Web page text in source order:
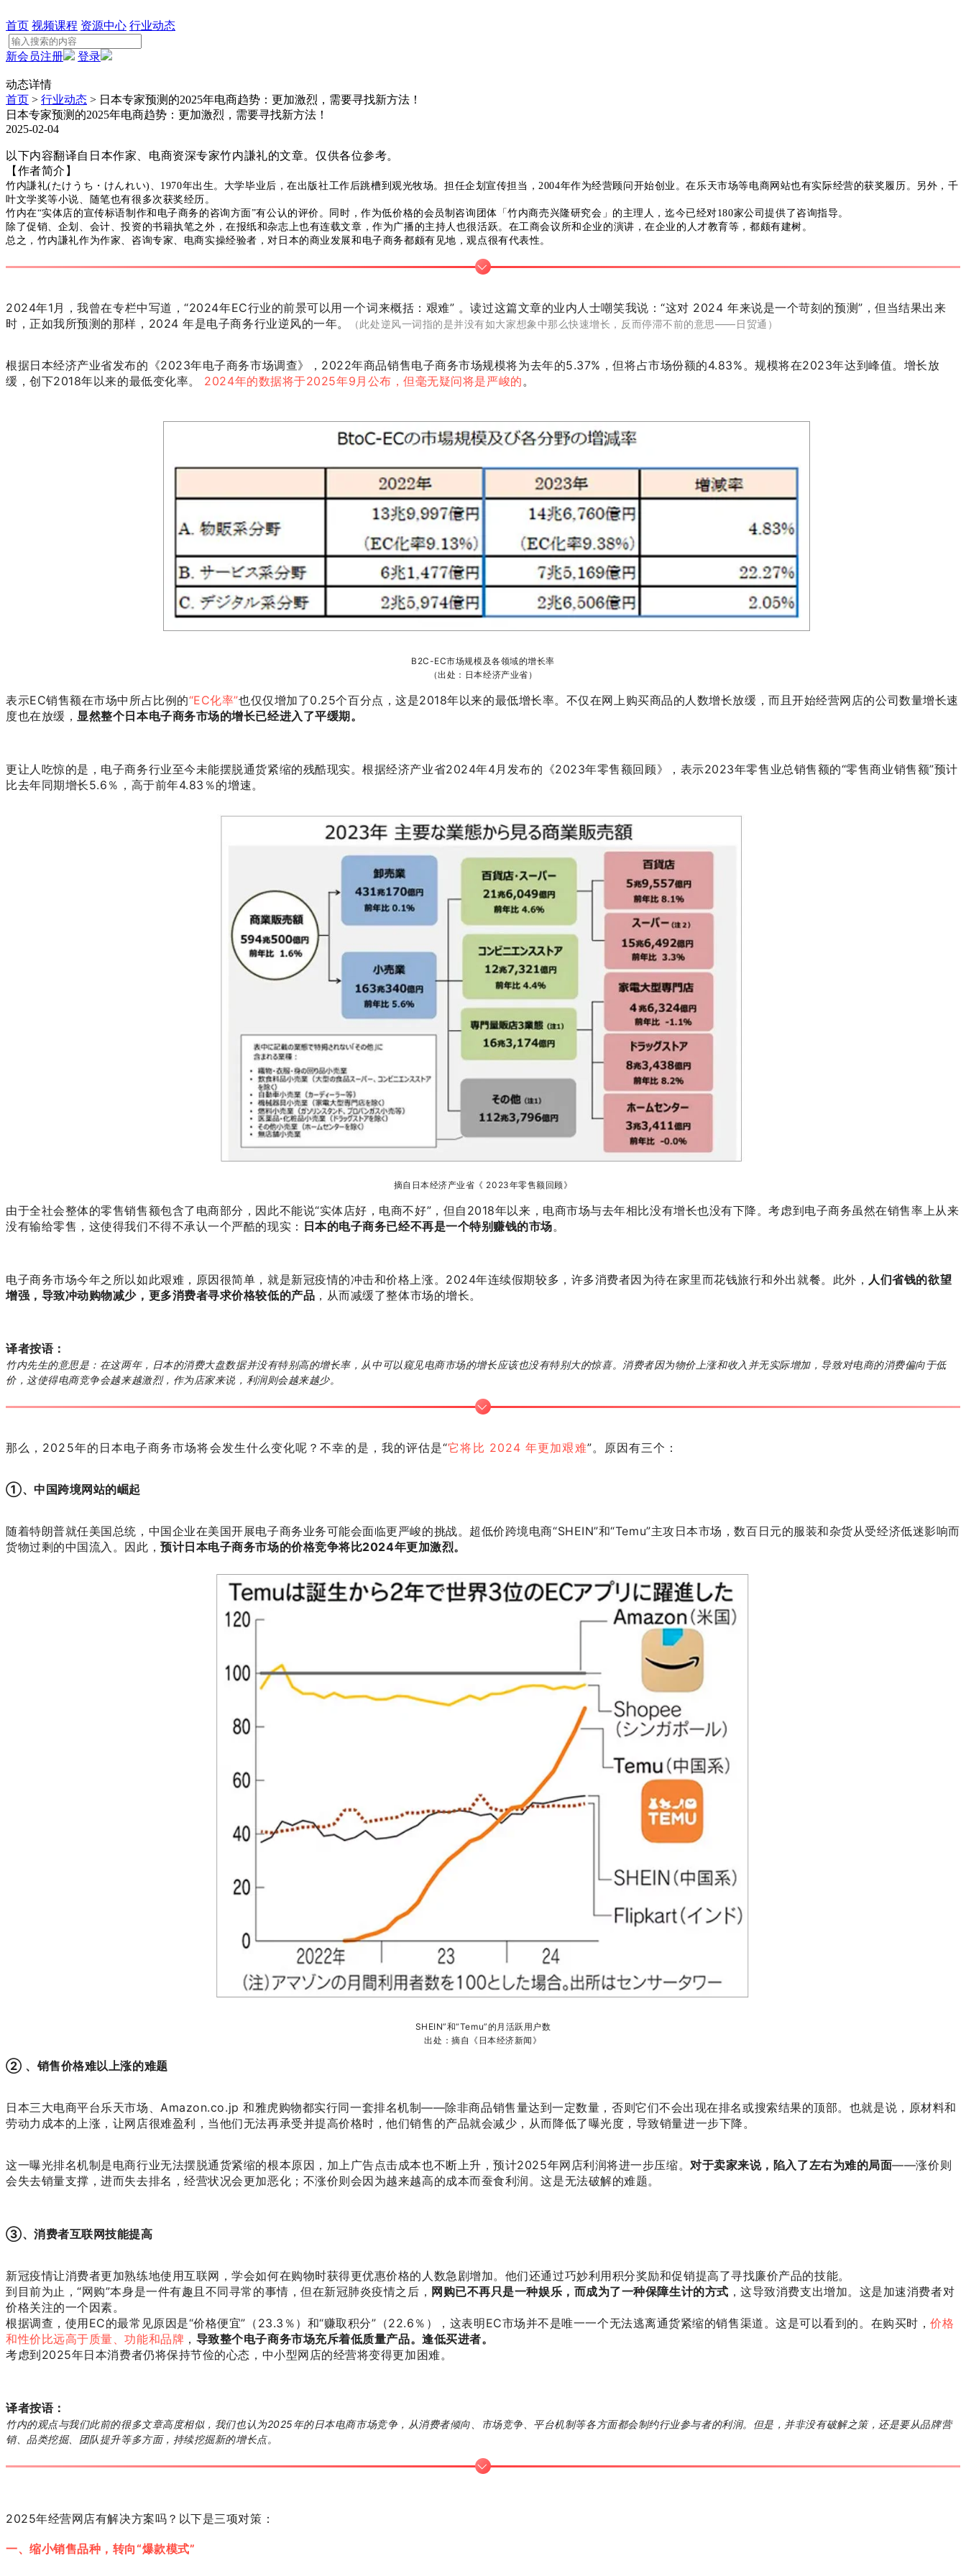
首页 视频课程 资源中心 行业动态
新会员注册 登录
动态详情
首页 > 行业动态 > 日本专家预测的2025年电商趋势：更加激烈，需要寻找新方法！
日本专家预测的2025年电商趋势：更加激烈，需要寻找新方法！
2025-02-04
以下内容翻译自日本作家、电商资深专家竹内謙礼的文章。仅供各位参考。
【作者简介】
竹内謙礼(たけうち・けんれい)、1970年出生。大学毕业后，在出版社工作后跳槽到观光牧场。担任企划宣传担当，2004年作为经营顾问开始创业。在乐天市场等电商网站也有实际经营的获奖履历。另外，千
叶文学奖等小说、随笔也有很多次获奖经历。
竹内在“实体店的宣传标语制作和电子商务的咨询方面”有公认的评价。同时，作为低价格的会员制咨询团体「竹内商売兴隆研究会」的主理人，迄今已经对180家公司提供了咨询指导。
除了促销、企划、会计、投资的书籍执笔之外，在报纸和杂志上也有连载文章，作为广播的主持人也很活跃。在工商会议所和企业的演讲，在企业的人才教育等，都颇有建树。
总之，竹内謙礼作为作家、咨询专家、电商实操经验者，对日本的商业发展和电子商务都颇有见地，观点很有代表性。
2024年1月，我曾在专栏中写道，“2024年EC行业的前景可以用一个词来概括：艰难” 。读过这篇文章的业内人士嘲笑我说：“这对 2024 年来说是一个苛刻的预测”，但当结果出来
时，正如我所预测的那样，2024 年是电子商务行业逆风的一年。
（此处逆风一词指的是并没有如大家想象中那么快速增长，反而停滞不前的意思——日贸通）
根据日本经济产业省发布的《2023年电子商务市场调查》，2022年商品销售电子商务市场规模将为去年的5.37%，但将占市场份额的4.83%。规模将在2023年达到峰值。增长放
缓，创下2018年以来的最低变化率。 2024年的数据将于2025年9月公布，但毫无疑问将是严峻的。
B2C-EC市场规模及各领域的增长率
（出处：日本经济产业省）
表示EC销售额在市场中所占比例的“EC化率”也仅仅增加了0.25个百分点，这是2018年以来的最低增长率。不仅在网上购买商品的人数增长放缓，而且开始经营网店的公司数量增长速
度也在放缓，显然整个日本电子商务市场的增长已经进入了平缓期。
更让人吃惊的是，电子商务行业至今未能摆脱通货紧缩的残酷现实。根据经济产业省2024年4月发布的《2023年零售额回顾》，表示2023年零售业总销售额的“零售商业销售额”预计
比去年同期增长5.6％，高于前年4.83％的增速。
摘自日本经济产业省《 2023年零售额回顾》
由于全社会整体的零售销售额包含了电商部分，因此不能说“实体店好，电商不好”，但自2018年以来，电商市场与去年相比没有增长也没有下降。考虑到电子商务虽然在销售率上从来
没有输给零售，这使得我们不得不承认一个严酷的现实： 日本的电子商务已经不再是一个特别赚钱的市场。
电子商务市场今年之所以如此艰难，原因很简单，就是新冠疫情的冲击和价格上涨。2024年连续假期较多，许多消费者因为待在家里而花钱旅行和外出就餐。此外， 人们省钱的欲望
增强，导致冲动购物减少，更多消费者寻求价格较低的产品 ，从而减缓了整体市场的增长。
译者按语：
竹内先生的意思是：在这两年，日本的消费大盘数据并没有特别高的增长率，从中可以窥见电商市场的增长应该也没有特别大的惊喜。消费者因为物价上涨和收入并无实际增加，导致对电商的消费偏向于低
价，这使得电商竞争会越来越激烈，作为店家来说，利润则会越来越少。
那么，2025年的日本电子商务市场将会发生什么变化呢？不幸的是，我的评估是“它将比 2024 年更加艰难”。原因有三个：
①、中国跨境网站的崛起
随着特朗普就任美国总统，中国企业在美国开展电子商务业务可能会面临更严峻的挑战。超低价跨境电商“SHEIN”和“Temu”主攻日本市场，数百日元的服装和杂货从受经济低迷影响而
货物过剩的中国流入。因此，预计日本电子商务市场的价格竞争将比2024年更加激烈。
SHEIN”和“Temu”的月活跃用户数
出处：摘自《日本经济新闻》
② 、销售价格难以上涨的难题
日本三大电商平台乐天市场、Amazon.co.jp 和雅虎购物都实行同一套排名机制——除非商品销售量达到一定数量，否则它们不会出现在排名或搜索结果的顶部。也就是说，原材料和
劳动力成本的上涨，让网店很难盈利，当他们无法再承受并提高价格时，他们销售的产品就会减少，从而降低了曝光度，导致销量进一步下降。
这一曝光排名机制是电商行业无法摆脱通货紧缩的根本原因，加上广告点击成本也不断上升，预计2025年网店利润将进一步压缩。对于卖家来说，陷入了左右为难的局面——涨价则
会失去销量支撑，进而失去排名，经营状况会更加恶化；不涨价则会因为越来越高的成本而蚕食利润。这是无法破解的难题。
③、消费者互联网技能提高
新冠疫情让消费者更加熟练地使用互联网，学会如何在购物时获得更优惠价格的人数急剧增加。他们还通过巧妙利用积分奖励和促销提高了寻找廉价产品的技能。
到目前为止，“网购”本身是一件有趣且不同寻常的事情，但在新冠肺炎疫情之后， 网购已不再只是一种娱乐，而成为了一种保障生计的方式 ，这导致消费支出增加。这是加速消费者对
价格关注的一个因素。
根据调查，使用EC的最常见原因是“价格便宜”（23.3％）和“赚取积分”（22.6％），这表明EC市场并不是唯一一个无法逃离通货紧缩的销售渠道。这是可以看到的。在购买时，价格
和性价比远高于质量、功能和品牌 ， 导致整个电子商务市场充斥着低质量产品。逢低买进者。
考虑到2025年日本消费者仍将保持节俭的心态，中小型网店的经营将变得更加困难。
译者按语：
竹内的观点与我们此前的很多文章高度相似，我们也认为2025年的日本电商市场竞争，从消费者倾向、市场竞争、平台机制等各方面都会制约行业参与者的利润。但是，并非没有破解之策，还是要从品牌营
销、品类挖掘、团队提升等多方面，持续挖掘新的增长点。
2025年经营网店有解决方案吗？以下是三项对策：
一、缩小销售品种，转向“爆款模式”